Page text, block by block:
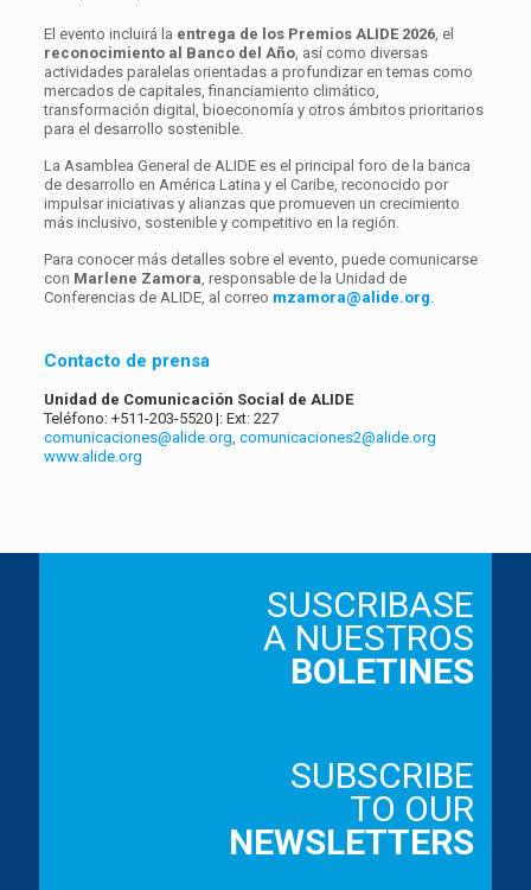
El evento incluirá la entrega de los Premios ALIDE 2026, el
reconocimiento al Banco del Año, así como diversas
actividades paralelas orientadas a profundizar en temas como
mercados de capitales, financiamiento climático,
transformación digital, bioeconomía y otros ámbitos prioritarios
para el desarrollo sostenible.
La Asamblea General de ALIDE es el principal foro de la banca
de desarrollo en América Latina y el Caribe, reconocido por
impulsar iniciativas y alianzas que promueven un crecimiento
más inclusivo, sostenible y competitivo en la región.
Para conocer más detalles sobre el evento, puede comunicarse
con Marlene Zamora, responsable de la Unidad de
Conferencias de ALIDE, al correo mzamora@alide.org.
Contacto de prensa
Unidad de Comunicación Social de ALIDE
Teléfono: +511-203-5520 |: Ext: 227
comunicaciones@alide.org, comunicaciones2@alide.org
www.alide.org
SUSCRIBASE
A NUESTROS
BOLETINES
SUBSCRIBE
TO OUR
NEWSLETTERS